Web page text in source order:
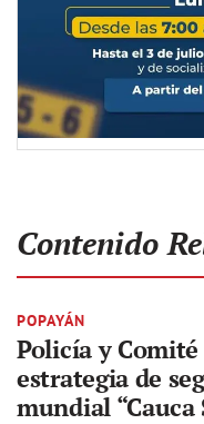
Contenido
POPAYÁN
Policía y
estrategia de
mundial “Cauca